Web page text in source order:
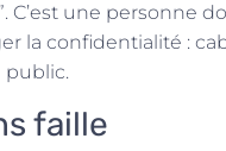
C’est une personne
la confidentialité :
public.
faille